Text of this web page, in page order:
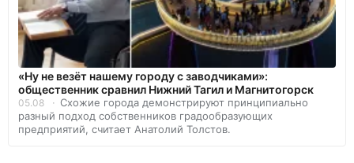
«Ну не везёт нашему городу с заводчиками»:
общественник сравнил Нижний Тагил и Магнитогорск
05.08
Схожие города демонстрируют принципиально
разный подход собственников градообразующих
предприятий, считает Анатолий Толстов.